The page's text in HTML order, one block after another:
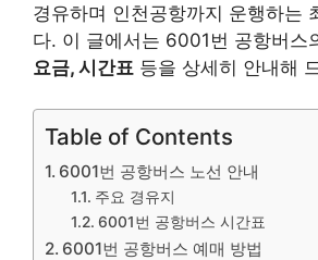
경유하며 인천공항까지 운행하는
다. 이 글에서는 6001번 공항버스
요금, 시간표 등을 상세히 안내해
Table of Contents
6001번 공항버스 노선 안내
주요 경유지
6001번 공항버스 시간표
6001번 공항버스 예매 방법